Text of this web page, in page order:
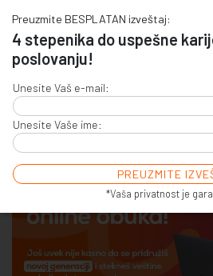
Preuzmite BESPLATAN izveštaj:
4 stepenika do uspešne
poslovanju!
Unesite Vaš e-mail:
Unesite Vaše ime:
*Vaša privatnost je
E-COMMERCE & SALES
ONLINE ADVERTISING
E-